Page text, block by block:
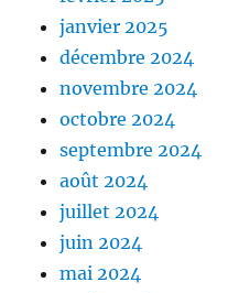
janvier 2025
décembre 2024
novembre 2024
octobre 2024
septembre 2024
août 2024
juillet 2024
juin 2024
mai 2024